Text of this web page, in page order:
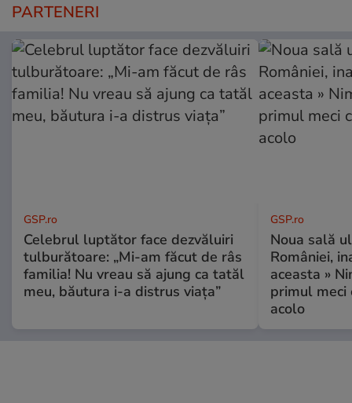
PARTENERI
GSP.ro
Celebrul luptător face dezvăluiri
tulburătoare: „Mi-am făcut de râs
familia! Nu vreau să ajung ca tatăl
meu, băutura i-a distrus viața”
GSP.ro
Noua sală
României,
aceasta »
primul meci
acolo